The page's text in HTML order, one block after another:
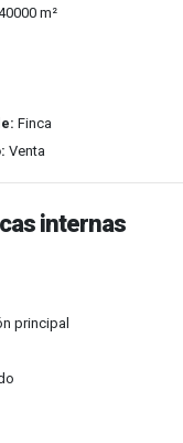
m²
Finca
Venta
internas
principal